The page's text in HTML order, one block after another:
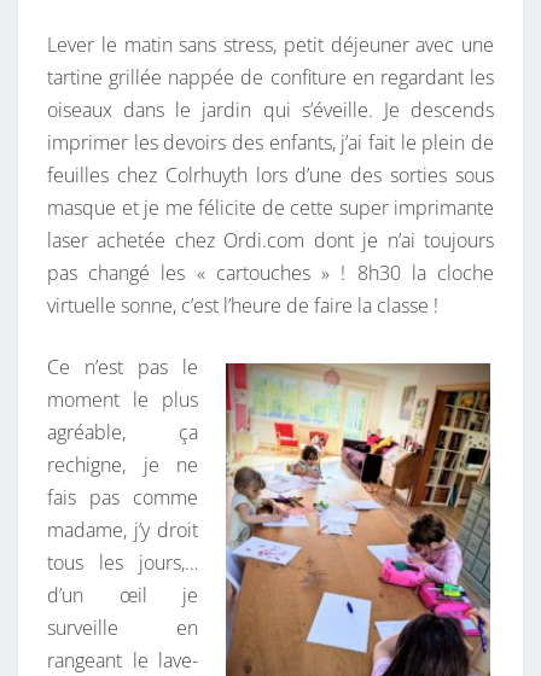
S
-
N
O
U
S
?
Lever le matin sans stress, petit déjeuner avec une
tartine grillée nappée de confiture en regardant les
oiseaux dans le jardin qui s’éveille. Je descends
imprimer les devoirs des enfants, j’ai fait le plein de
feuilles chez Colrhuyth lors d’une des sorties sous
masque et je me félicite de cette super imprimante
laser achetée chez Ordi.com dont je n’ai toujours
pas changé les « cartouches » ! 8h30 la cloche
virtuelle sonne, c’est l’heure de faire la classe !
Ce n’est pas le
moment le plus
agréable, ça
rechigne, je ne
fais pas comme
madame, j’y droit
tous les jours,…
d’un œil je
surveille en
rangeant le lave-